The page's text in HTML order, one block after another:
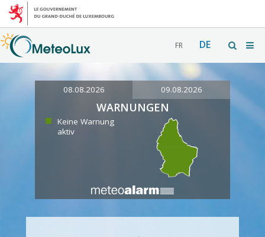
FR DE
08.08.2026 09.08.2026
WARNUNGEN
Keine Warnung
aktiv